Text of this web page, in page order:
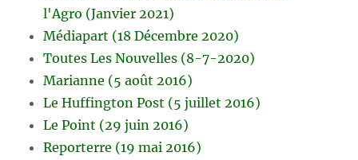
l'Agro (Janvier 2021)
Médiapart (18 Décembre 2020)
Toutes Les Nouvelles (8-7-2020)
Marianne (5 août 2016)
Le Huffington Post (5 juillet 2016)
Le Point (29 juin 2016)
Reporterre (19 mai 2016)